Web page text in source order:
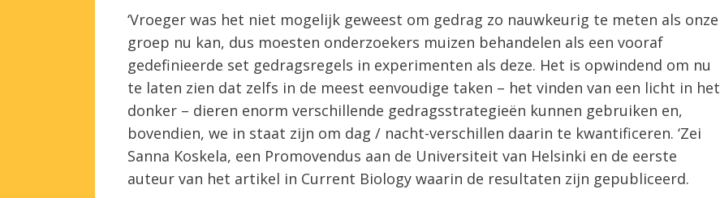
‘Vroeger was het niet mogelijk geweest om gedrag zo nauwkeurig te meten als onze
groep nu kan, dus moesten onderzoekers muizen behandelen als een vooraf
gedefinieerde set gedragsregels in experimenten als deze. Het is opwindend om nu
te laten zien dat zelfs in de meest eenvoudige taken – het vinden van een licht in het
donker – dieren enorm verschillende gedragsstrategieën kunnen gebruiken en,
bovendien, we in staat zijn om dag / nacht-verschillen daarin te kwantificeren. ‘Zei
Sanna Koskela, een Promovendus aan de Universiteit van Helsinki en de eerste
auteur van het artikel in Current Biology waarin de resultaten zijn gepubliceerd.